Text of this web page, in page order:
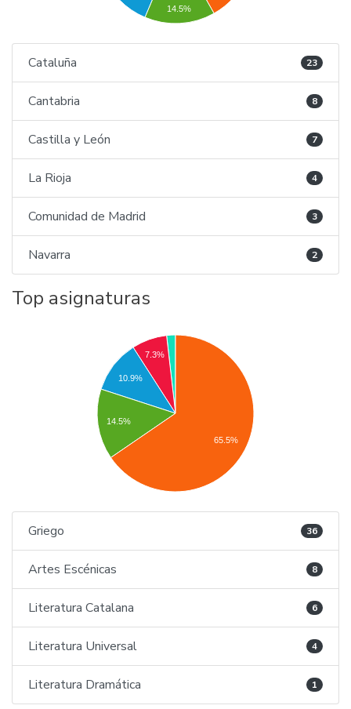
14.5%
Cataluña 23
Cantabria 8
Castilla y León 7
La Rioja 4
Comunidad de Madrid 3
Navarra 2
Top asignaturas
7.3%
10.9%
14.5%
65.5%
Griego 36
Artes Escénicas 8
Literatura Catalana 6
Literatura Universal 4
Literatura Dramática 1